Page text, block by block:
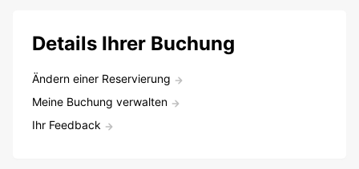
Details Ihrer Buchung
Ändern einer Reservierung
Meine Buchung verwalten
Ihr Feedback